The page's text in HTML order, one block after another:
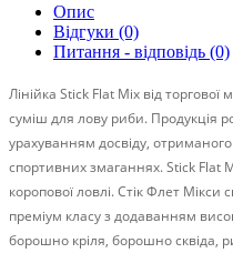
Опис
Відгуки (0)
Питання - відповідь (0)
Лінійка Stick Flat Mix від
суміш для лову риби. Продукція
урахуванням досвіду,
спортивних змаганнях. Stick Flat
коропової ловлі. Стік Флет
преміум класу з додаванням
борошно кріля, борошно сквіда,